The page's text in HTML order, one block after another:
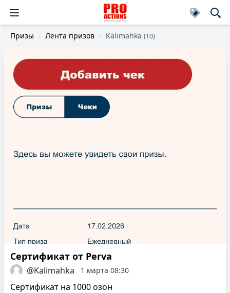
Призы Лента призов Kalimahka (10)
Сертификат от Perva
@Kalimahka 1 марта 08:30
Сертификат на 1000 озон